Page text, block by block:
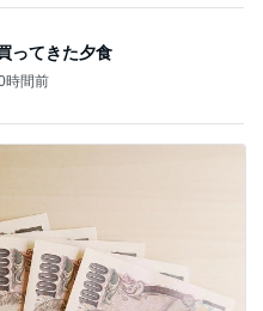
ってきた夕食
時間前